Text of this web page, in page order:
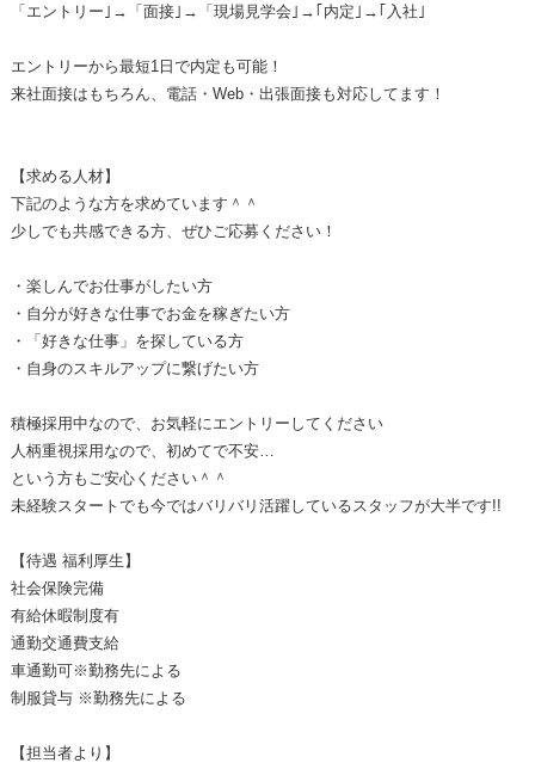
「エントリー｣→「面接｣→「現場見学会｣→｢内定｣→｢入社｣
エントリーから最短1日で内定も可能！
来社面接はもちろん、電話・Web・出張面接も対応してます！
【求める人材】
下記のような方を求めています＾＾
少しでも共感できる方、ぜひご応募ください！
・楽しんでお仕事がしたい方
・自分が好きな仕事でお金を稼ぎたい方
・「好きな仕事」を探している方
・自身のスキルアップに繋げたい方
積極採用中なので、お気軽にエントリーしてください
人柄重視採用なので、初めてで不安…
という方もご安心ください＾＾
未経験スタートでも今ではバリバリ活躍しているスタッフが大半です!!
【待遇 福利厚生】
社会保険完備
有給休暇制度有
通勤交通費支給
車通勤可※勤務先による
制服貸与 ※勤務先による
【担当者より】